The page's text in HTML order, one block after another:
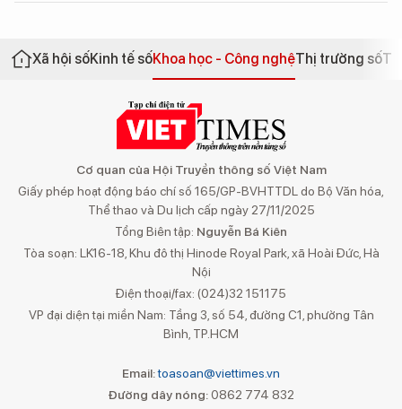
Xã hội sốKinh tế sốKhoa học - Công nghệThị trường số
Cơ quan của Hội Truyền thông số Việt Nam
Giấy phép hoạt động báo chí số 165/GP-BVHTTDL do Bộ Văn hóa,
Thể thao và Du lịch cấp ngày 27/11/2025
Tổng Biên tập: Nguyễn Bá Kiên
Tòa soạn: LK16-18, Khu đô thị Hinode Royal Park, xã Hoài Đức, Hà
Nội
Điện thoại/fax: (024)32 151175
VP đại diện tại miền Nam: Tầng 3, số 54, đường C1, phường Tân
Bình, TP.HCM
Email:toasoan@viettimes.vn
Đường dây nóng: 0862 774 832